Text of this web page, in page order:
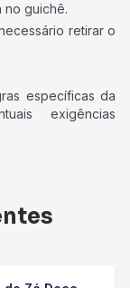
no guichê.
retirar o
específicas da
exigências